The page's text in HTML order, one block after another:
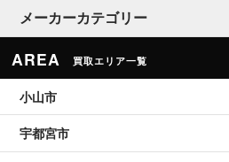
メーカーカテゴリー
AREA 買取エリア一覧
小山市
宇都宮市